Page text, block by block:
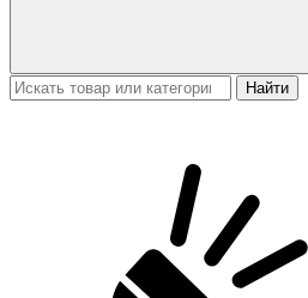
Найти